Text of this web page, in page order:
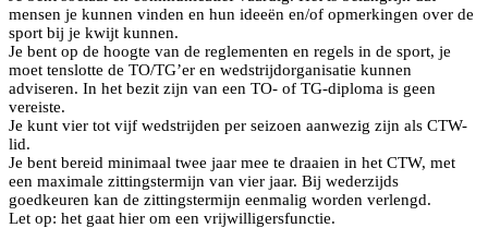
mensen je kunnen vinden en hun ideeën en/of opmerkingen over de
sport bij je kwijt kunnen.
Je bent op de hoogte van de reglementen en regels in de sport, je
moet tenslotte de TO/TG’er en wedstrijdorganisatie kunnen
adviseren. In het bezit zijn van een TO- of TG-diploma is geen
vereiste.
Je kunt vier tot vijf wedstrijden per seizoen aanwezig zijn als CTW-
lid.
Je bent bereid minimaal twee jaar mee te draaien in het CTW, met
een maximale zittingstermijn van vier jaar. Bij wederzijds
goedkeuren kan de zittingstermijn eenmalig worden verlengd.
Let op: het gaat hier om een vrijwilligersfunctie.